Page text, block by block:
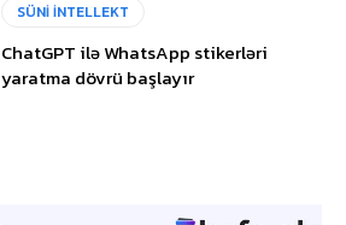
SÜNİ İNTELLEKT
ChatGPT ilə WhatsApp stikerləri
yaratma dövrü başlayır